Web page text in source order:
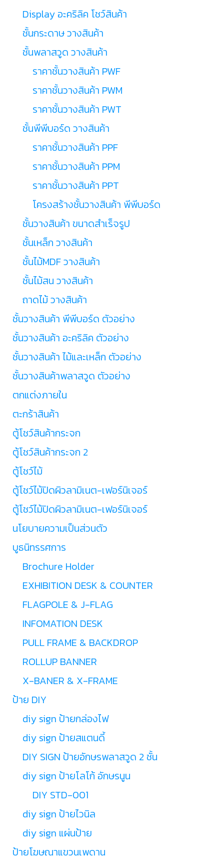
Display อะคริลิค โชว์สินค้า
ชั้นกระดาษ วางสินค้า
ชั้นพลาสวูด วางสินค้า
ราคาชั้นวางสินค้า PWF
ราคาชั้นวางสินค้า PWM
ราคาชั้นวางสินค้า PWT
ชั้นพีพีบอร์ด วางสินค้า
ราคาชั้นวางสินค้า PPF
ราคาชั้นวางสินค้า PPM
ราคาชั้นวางสินค้า PPT
โครงสร้างชั้นวางสินค้า พีพีบอร์ด
ชั้นวางสินค้า ขนาดสำเร็จรูป
ชั้นเหล็ก วางสินค้า
ชั้นไม้MDF วางสินค้า
ชั้นไม้สน วางสินค้า
ถาดไม้ วางสินค้า
ชั้นวางสินค้า พีพีบอร์ด ตัวอย่าง
ชั้นวางสินค้า อะคริลิค ตัวอย่าง
ชั้นวางสินค้า ไม้และเหล็ก ตัวอย่าง
ชั้นวางสินค้าพลาสวูด ตัวอย่าง
ตกแต่งภายใน
ตะกร้าสินค้า
ตู้โชว์สินค้ากระจก
ตู้โชว์สินค้ากระจก 2
ตู้โชว์ไม้
ตู้โชว์ไม้ปิดผิวลามิเนต-เฟอร์นิเจอร์
ตู้โชว์ไม้ปิดผิวลามิเนต-เฟอร์นิเจอร์
นโยบายความเป็นส่วนตัว
บูธนิทรรศการ
Brochure Holder
EXHIBITION DESK & COUNTER
FLAGPOLE & J-FLAG
INFOMATION DESK
PULL FRAME & BACKDROP
ROLLUP BANNER
X-BANER & X-FRAME
ป้าย DIY
diy sign ป้ายกล่องไฟ
diy sign ป้ายสแตนดี้
DIY SIGN ป้ายอักษรพลาสวูด 2 ชั้น
diy sign ป้ายโลโก้ อักษรนูน
DIY STD-001
diy sign ป้ายไวนิล
diy sign แผ่นป้าย
ป้ายโฆษณาแขวนเพดาน